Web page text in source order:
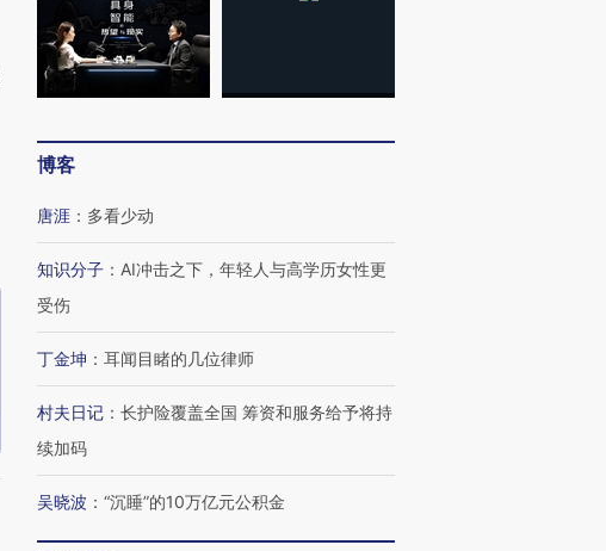
博客
唐涯 ： 多看少动
知识分子 ： AI冲击之下，年轻人与高学历女性更
受伤
丁金坤 ： 耳闻目睹的几位律师
村夫日记 ： 长护险覆盖全国 筹资和服务给予将持
续加码
吴晓波 ： “沉睡”的10万亿元公积金